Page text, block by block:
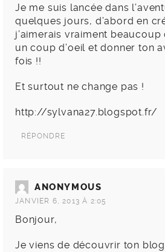
Je me suis lancée dans
quelques jours, d’abord en
j’aimerais vraiment
un coup d’oeil et donner ton
fois !!
Et surtout ne change pas !
http://sylvana27.blogspot.fr/
RÉPONDRE
ANONYMOUS
JANVIER 6, 2013 À 2:05
Bonjour,
Je viens de découvrir ton